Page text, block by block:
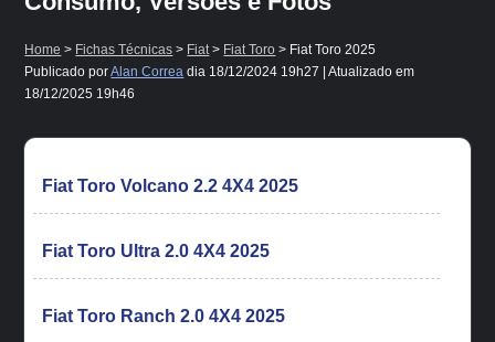
Home > Fichas Técnicas > Fiat> Fiat Toro > Fiat Toro 2025
Publicado porAlan Correa dia 18/12/2024 19h27
| Atualizado em
18/12/2025 19h46
Fiat Toro Volcano 2.2 4X4 2025
Fiat Toro Ultra 2.0 4X4 2025
Fiat Toro Ranch 2.0 4X4 2025